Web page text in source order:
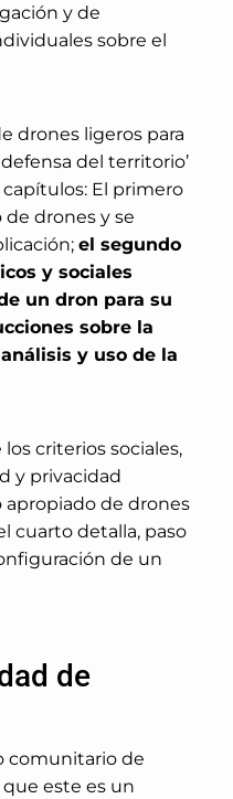
y de
sobre el
drones ligeros para
del territorio’
El primero
drones y se
el segundo
y sociales
un dron para su
sobre la
y uso de la
criterios sociales,
y privacidad
apropiado de drones
cuarto detalla, paso
de un
de
comunitario de
este es un